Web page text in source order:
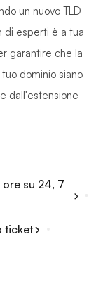
un nuovo TLD
di esperti è a tua
garantire che la
dominio siano
dall'estensione
su 24, 7
ticket